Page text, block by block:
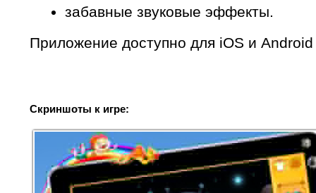
забавные звуковые эффекты.
Приложение доступно для iOS и Android
Скриншоты к игре: